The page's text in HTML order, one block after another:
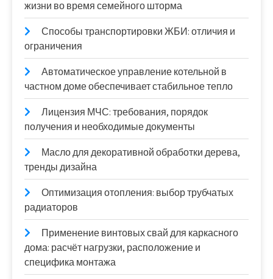
жизни во время семейного шторма
Способы транспортировки ЖБИ: отличия и
ограничения
Автоматическое управление котельной в
частном доме обеспечивает стабильное тепло
Лицензия МЧС: требования, порядок
получения и необходимые документы
Масло для декоративной обработки дерева,
тренды дизайна
Оптимизация отопления: выбор трубчатых
радиаторов
Применение винтовых свай для каркасного
дома: расчёт нагрузки, расположение и
специфика монтажа